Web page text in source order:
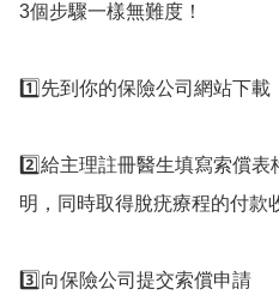
3個步驟一樣無難度！
1️⃣先到你的保險公司網站下載
2️⃣給主理註冊醫生填寫索償
明，同時取得脫疣療程的付款
3️⃣​向保險公司提交索償申請